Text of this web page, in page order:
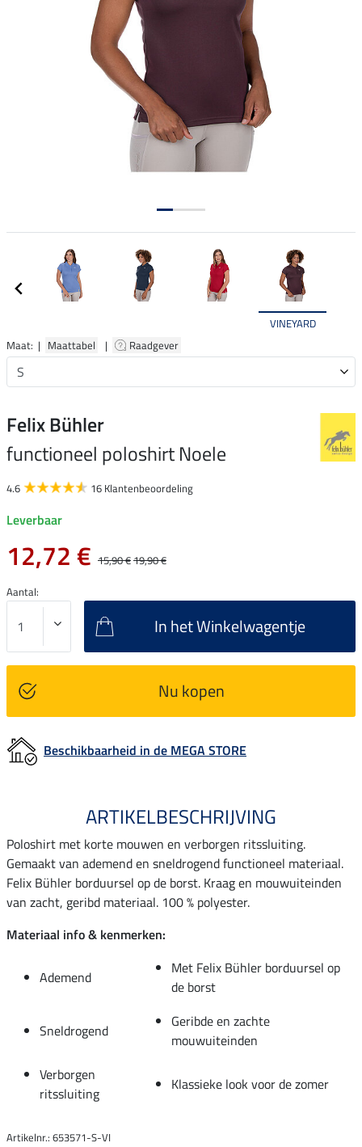
VINEYARD
Maat: | Maattabel | Raadgever
Felix Bühler
functioneel poloshirt Noele
4.6 16 Klantenbeoordeling
Leverbaar
12,72 € 15,90 €19,90 €
Aantal:
In het Winkelwagentje
Nu kopen
Beschikbaarheid in de MEGA STORE
ARTIKELBESCHRIJVING
Poloshirt met korte mouwen en verborgen ritssluiting.
Gemaakt van ademend en sneldrogend functioneel materiaal.
Felix Bühler borduursel op de borst. Kraag en mouwuiteinden
van zacht, geribd materiaal. 100 % polyester.
Materiaal info & kenmerken:
Ademend
Met Felix Bühler borduursel op
de borst
Sneldrogend
Geribde en zachte
mouwuiteinden
Verborgen
ritssluiting
Klassieke look voor de zomer
Artikelnr.: 653571-S-VI